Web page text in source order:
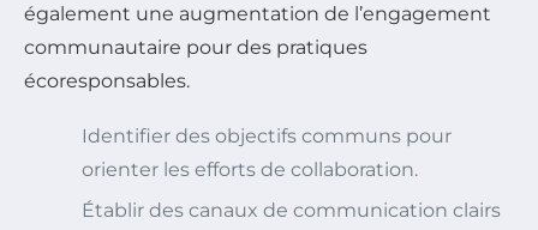
également une augmentation de l’engagement
communautaire pour des pratiques
écoresponsables.
Identifier des objectifs communs pour
orienter les efforts de collaboration.
Établir des canaux de communication clairs